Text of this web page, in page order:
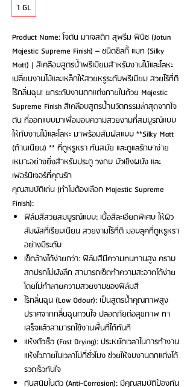
1 GL
Product Name: โจตัน มาเจสติก สุพรีม ฟินิช (Jotun
Majestic Supreme Finish) – ชนิดซิลกี้ แมท (Silky
Matt) | สีเคลือบสูตรน้ำพรีเมียมสำหรับงานไม้และโลหะ
เปลี่ยนงานไม้และเหล็กให้สวยหรูระดับพรีเมียม สวยไร้ที่ติ
ไร้กลิ่นฉุน! ยกระดับงานตกแต่งภายในด้วย Majestic
Supreme Finish สีเคลือบสูตรน้ำนวัตกรรมล่าสุดจากโจ
ตัน ที่ออกแบบมาเพื่อมอบความสวยงามที่สมบูรณ์แบบ
ให้กับงานไม้และโลหะ มาพร้อมสัมผัสแบบ **Silky Matt
(ด้านเนียน) ** ที่ดูหรูหรา ทันสมัย และดูแลรักษาง่าย
เหมาะอย่างยิ่งสำหรับประตู วงกบ บัวเชิงผนัง และ
เฟอร์นิเจอร์ที่คุณรัก
คุณสมบัติเด่น (ทำไมต้องเลือก Majestic Supreme
Finish):
ฟิล์มสีสวยสมบูรณ์แบบ: เนื้อสีละเอียดพิเศษ ให้ผิว
สัมผัสที่เรียบเนียน สวยงามไร้ที่ติ มอบลุคที่ดูหรูหรา
อย่างมีระดับ
เช็ดล้างได้ง่ายกว่า: ฟิล์มสีมีความทนทานสูง คราบ
สกปรกไม่ฝังลึก สามารถเช็ดทำความสะอาดได้ง่าย
โดยไม่ทำลายความสวยงามของฟิล์มสี
ไร้กลิ่นฉุน (Low Odour): เป็นสูตรน้ำคุณภาพสูง
ปราศจากกลิ่นฉุนกวนใจ ปลอดภัยต่อสุขภาพ ทา
เสร็จแล้วสามารถใช้งานพื้นที่ได้ทันที
แห้งตัวเร็ว (Fast Drying): ประหยัดเวลาในการทำงาน
แห้งไวภายในเวลาไม่กี่ชั่วโมง ช่วยให้จบงานตกแต่งได้
รวดเร็วทันใจ
กันสนิมในตัว (Anti-Corrosion): มีคุณสมบัติป้องกัน